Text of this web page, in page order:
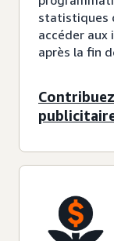
statistiques
accéder
après la fin